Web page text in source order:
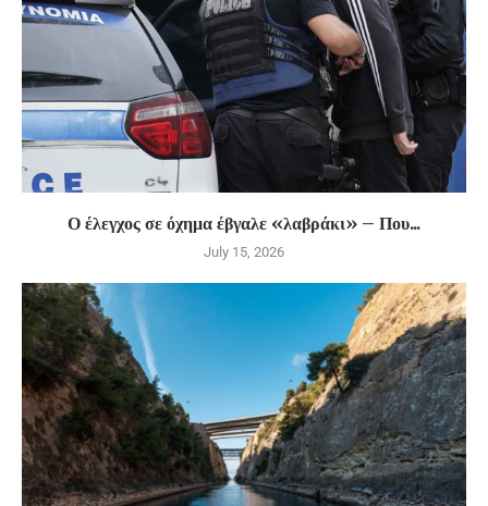
Ο έλεγχος σε όχημα έβγαλε «λαβράκι» – Που...
July 15, 2026